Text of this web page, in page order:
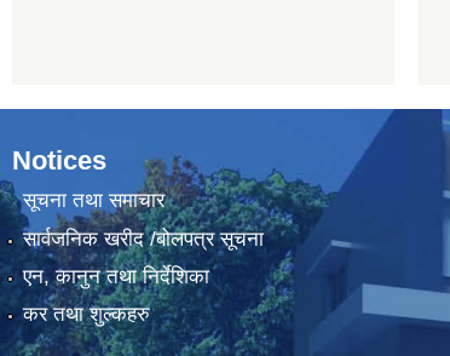
Notices
सूचना तथा समाचार
सार्वजनिक खरीद /बोलपत्र सूचना
एन, कानुन तथा निर्देशिका
कर तथा शुल्कहरु